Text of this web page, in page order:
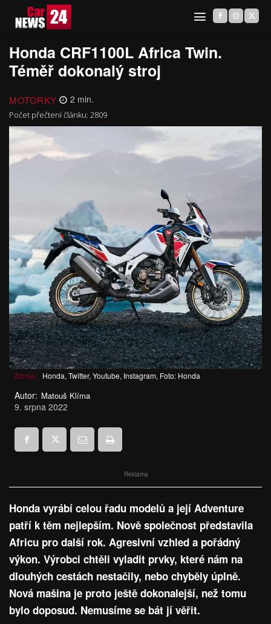
Honda CRF1100L Africa Twin.
Téměř dokonalý stroj
MOTORKY 2 min.
Počet přečtení článku: 2809
Zdroje: Honda, Twitter, Youtube, Instagram, Foto: Honda
Autor: Matouš Klíma
9. srpna 2022
Reklama
Honda vyrábí celou řadu modelů a její Adventure
patří k těm nejlepším. Nově společnost představila
Africu pro další rok. Agresivní vzhled a pořádný
výkon. Výrobci chtěli vyladit prvky, které nám na
dlouhých cestách nestačily, nebo chyběly úplně.
Nová mašina je proto ještě dokonalejší, než tomu
bylo doposud. Nemusíme se bát jí věřit.